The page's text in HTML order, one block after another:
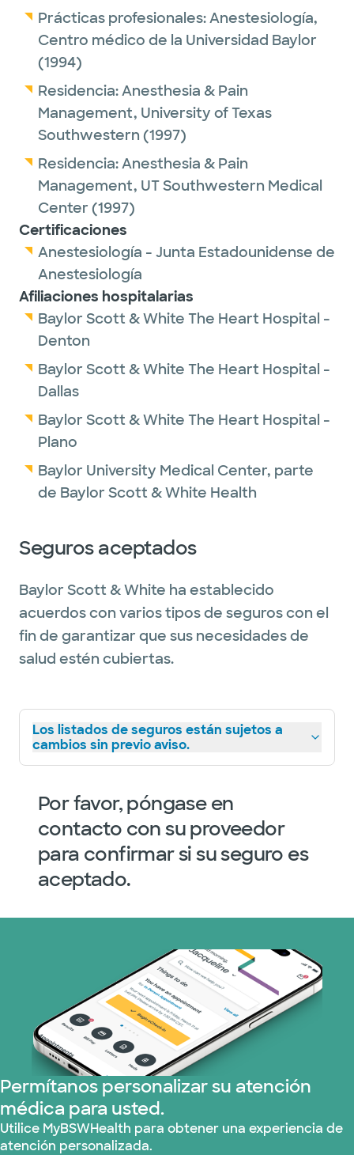
Prácticas profesionales:Anestesiología,
Centro médico de la Universidad Baylor
(1994)
Residencia:Anesthesia & Pain
Management, University of Texas
Southwestern (1997)
Residencia:Anesthesia & Pain
Management, UT Southwestern Medical
Center (1997)
Certificaciones
Anestesiología - Junta Estadounidense de
Anestesiología
Afiliaciones hospitalarias
Baylor Scott & White The Heart Hospital -
Denton
Baylor Scott & White The Heart Hospital -
Dallas
Baylor Scott & White The Heart Hospital -
Plano
Baylor University Medical Center, parte
de Baylor Scott & White Health
Seguros aceptados
Baylor Scott & White ha establecido
acuerdos con varios tipos de seguros con el
fin de garantizar que sus necesidades de
salud estén cubiertas.
Los listados de seguros están sujetos a
cambios sin previo aviso.
Por favor, póngase en
contacto con su proveedor
para confirmar si su seguro es
aceptado.
Permítanos personalizar su atención
médica para usted.
Utilice MyBSWHealth para obtener una experiencia de
atención personalizada.